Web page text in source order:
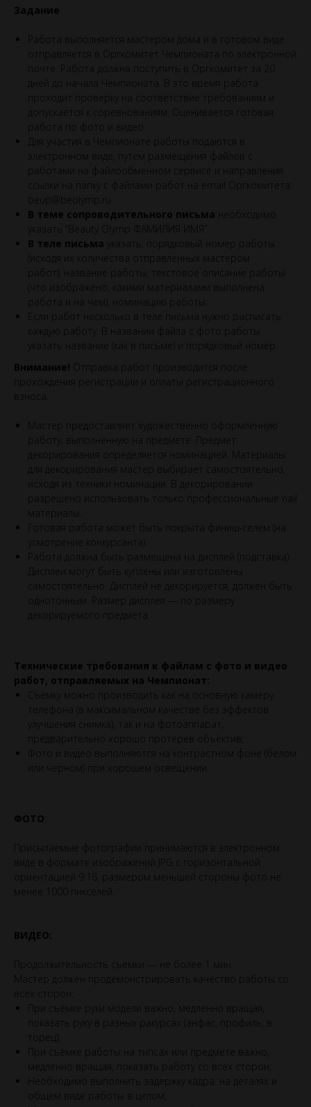
Задание
Работа выполняется мастером дома и в готовом виде
отправляется в Оргкомитет Чемпионата по электронной
почте. Работа должна поступить в Оргкомитет за 20
дней до начала Чемпионата. В это время работа
проходит проверку на соответствие требованиям и
допускается к соревнованиям. Оценивается готовая
работа по фото и видео.
Для участия в Чемпионате работы подаются в
электронном виде, путем размещения файлов с
работами на файлообменном сервисе и направления
ссылки на папку с файлами работ на email Оргкомитета:
beup@beolymp.ru
В теме сопроводительного письма
необходимо
указать “Beauty Olymp ФАМИЛИЯ ИМЯ”.
В теле письма указать: порядковый номер работы
(исходя их количества отправленных мастером
работ), название работы, текстовое описание работы
(что изображено, какими материалами выполнена
работа и на чем), номинацию работы.
Если работ несколько в теле письма нужно расписать
каждую работу. В названии файла с фото работы
указать название (как в письме) и порядковый номер.
Внимание!
Отправка работ производится после
прохождения регистрации и оплаты регистрационного
Мастер предоставляет художественно оформленную
работу, выполненную на предмете. Предмет
декорирования определяется номинацией. Материалы
для декорирования мастер выбирает самостоятельно,
исходя из техники номинации. В декорировании
разрешено использовать только профессиональные nail
материалы.
Готовая работа может быть покрыта финиш-гелем (на
усмотрение конкурсанта).
Работа должна быть размещена на дисплей (подставка).
Дисплеи могут быть куплены или изготовлены
самостоятельно. Дисплей не декорируется, должен быть
однотонным. Размер дисплея — по размеру
декорируемого предмета.
Технические требования к файлам с фото и видео
работ, отправляемых на Чемпионат:
Съёмку можно производить как на основную камеру
телефона (в максимальном качестве без эффектов
улучшения снимка), так и на фотоаппарат,
предварительно хорошо протерев объектив;
Фото и видео выполняются на контрастном фоне (белом
или черном) при хорошем освещении.
ФОТО
Присылаемые фотографии принимаются в электронном
виде в формате изображений JPG с горизонтальной
ориентацией 9:16, размером меньшей стороны фото не
ВИДЕО:
Продолжительность съемки — не более 1 мин.
Мастер должен продемонстрировать качество работы со
всех сторон:
показать руку в разных ракурсах (анфас, профиль, в
торец);
При съёмке работы на типсах или предмете важно,
медленно вращая, показать работу со всех сторон;
Необходимо выполнить задержку кадра: на деталях и
общем виде работы в целом;